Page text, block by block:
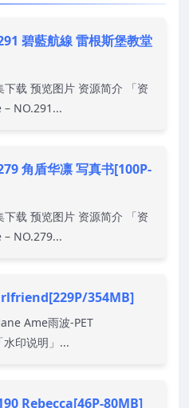
碧藍航線 雷根斯堡教堂
载 预览图片 资源简介 「资
– NO.291...
角盾华凛 写真书[100P-
载 预览图片 资源简介 「资
– NO.279...
354MB]
Ame雨波-PET
印说明」...
Rebecca[46P-80MB]